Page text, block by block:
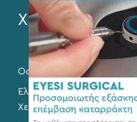
Χρήσιμοι
Οφθαλμολογική Εταιρεία
Ελληνική Εταιρεία
Χειρουργικής